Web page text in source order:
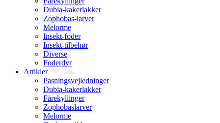
Dubia-kakerlakker
Zophobas-larver
Melorme
Insekt-foder
Insekt-tilbehør
Diverse
Foderdyr
Artikler
Pasningsvejledninger
Dubia-kakerlakker
Fårekyllinger
Zophobaslarver
Melorme